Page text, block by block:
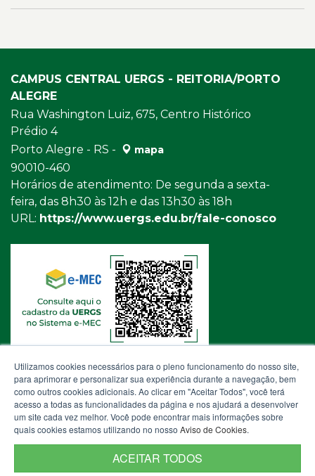
CAMPUS CENTRAL UERGS - REITORIA/PORTO
ALEGRE
Rua Washington Luiz, 675, Centro Histórico
Prédio 4
Porto Alegre - RS -
mapa
90010-460
Horários de atendimento: De segunda a sexta-
feira, das 8h30 às 12h e das 13h30 às 18h
URL: https://www.uergs.edu.br/fale-conosco
Utilizamos cookies necessários para o pleno funcionamento do nosso site,
para aprimorar e personalizar sua experiência durante a navegação, bem
como outros cookies adicionais. Ao clicar em "Aceitar Todos", você terá
acesso a todas as funcionalidades da página e nos ajudará a desenvolver
um site cada vez melhor. Você pode encontrar mais informações sobre
quais cookies estamos utilizando no nosso Aviso de Cookies.
ACEITAR TODOS